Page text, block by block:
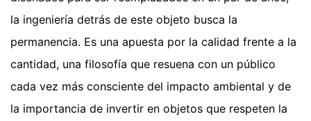
la ingeniería detrás de este objeto busca la
permanencia. Es una apuesta por la calidad frente a la
cantidad, una filosofía que resuena con un público
cada vez más consciente del impacto ambiental y de
la importancia de invertir en objetos que respeten la